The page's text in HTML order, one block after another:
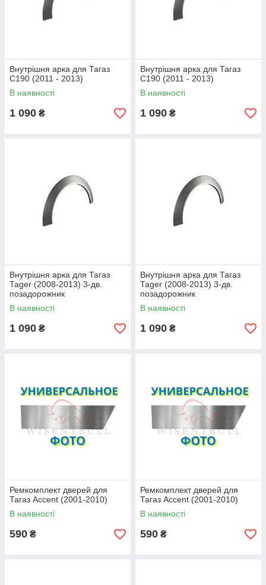
Внутрішня арка для Тагаз
С190 (2011 - 2013)
В наявності
1 090 ₴
Внутрішня арка для Тагаз
С190 (2011 - 2013)
В наявності
1 090 ₴
Внутрішня арка для Тагаз
Таger (2008-2013) 3-дв.
позадорожник
В наявності
1 090 ₴
Внутрішня арка для Тагаз
Таger (2008-2013) 3-дв.
позадорожник
В наявності
1 090 ₴
Ремкомплект дверей для
Тагаз Аccent (2001-2010)
В наявності
590 ₴
Ремкомплект дверей для
Тагаз Аccent (2001-2010)
В наявності
590 ₴